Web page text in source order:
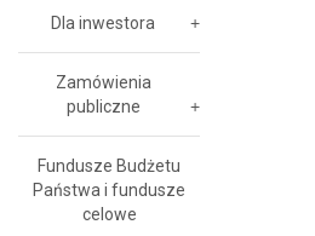
Dla inwestora
Zamówienia
publiczne
Fundusze Budżetu
Państwa i fundusze
celowe